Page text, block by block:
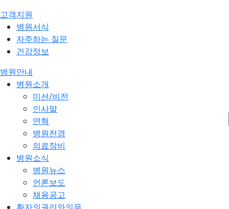
고객지원
병원서식
자주하는 질문
건강정보
병원안내
병원소개
미션/비전
인사말
연혁
병원전경
의료장비
병원소식
병원뉴스
언론보도
채용공고